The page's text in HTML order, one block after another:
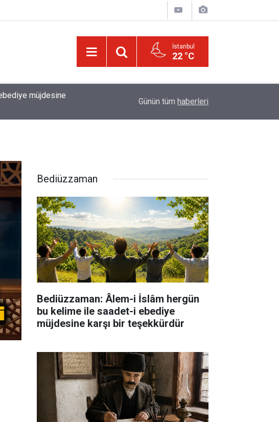
İstanbul
22 °C
Bildirilmedi mi ki insan için, kendi çalıştığından
Günün tüm haberleri
Bediüzzaman
Bediüzzaman: Âlem-i İslâm hergün
bu kelime ile saadet-i ebediye
müjdesine karşı bir teşekkürdür